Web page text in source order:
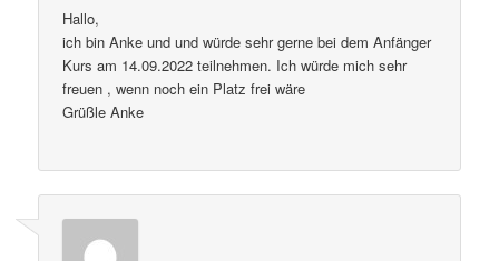
Hallo,
ich bin Anke und und würde sehr gerne bei dem Anfänger
Kurs am 14.09.2022 teilnehmen. Ich würde mich sehr
freuen , wenn noch ein Platz frei wäre
Grüßle Anke